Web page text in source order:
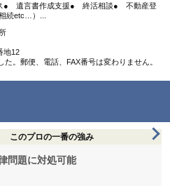
● 遺言書作成支援● 終活相談● 不動産登
続etc…）...
地12
た。郵便、電話、FAX番号は変わりません。
このプロの一番の強み
問題に対処可能